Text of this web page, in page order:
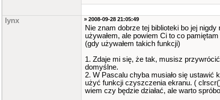
lynx » 2008-09-28 21:05:49
Nie znam dobrze tej biblioteki bo jej nigdy
używałem, ale powiem Ci to co
(gdy używałem takich funkcji)
1. Zdaje mi się, że tak, musisz przywrócić
domyślne.
2. W Pascalu chyba musiało się ustawić
użyć funkcji czyszczenia ekranu. (
wiem czy będzie działać, ale warto